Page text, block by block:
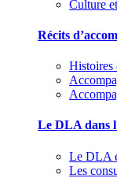
Culture
Récits
Histoires
Le DLA dans
Le DLA
Les